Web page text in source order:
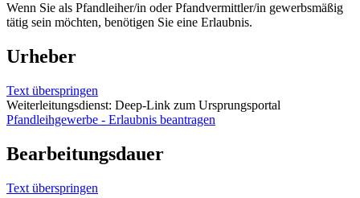
Wenn Sie als Pfandleiher/in oder Pfandvermittler/in gewerbsmäßig
tätig sein möchten, benötigen Sie eine Erlaubnis.
Urheber
Text überspringen
Weiterleitungsdienst: Deep-Link zum Ursprungsportal
Pfandleihgewerbe - Erlaubnis beantragen
Bearbeitungsdauer
Text überspringen